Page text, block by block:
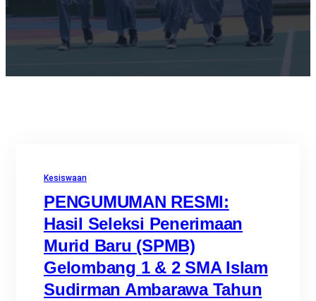
Kesiswaan
PENGUMUMAN RESMI:
Hasil Seleksi Penerimaan
Murid Baru (SPMB)
Gelombang 1 & 2 SMA Islam
Sudirman Ambarawa Tahun